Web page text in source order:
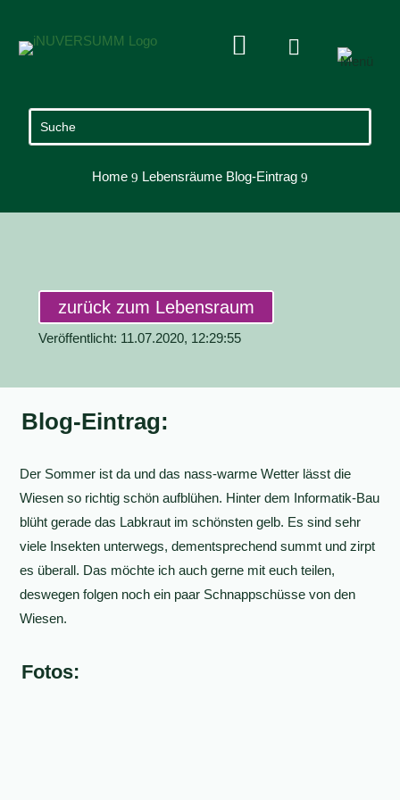
 
Home 9 Lebensräume Blog-Eintrag 9
zurück zum Lebensraum
Veröffentlicht: 11.07.2020, 12:29:55
Blog-Eintrag:
Der Sommer ist da und das nass-warme Wetter lässt die
Wiesen so richtig schön aufblühen. Hinter dem Informatik-Bau
blüht gerade das Labkraut im schönsten gelb. Es sind sehr
viele Insekten unterwegs, dementsprechend summt und zirpt
es überall. Das möchte ich auch gerne mit euch teilen,
deswegen folgen noch ein paar Schnappschüsse von den
Wiesen.
Fotos: